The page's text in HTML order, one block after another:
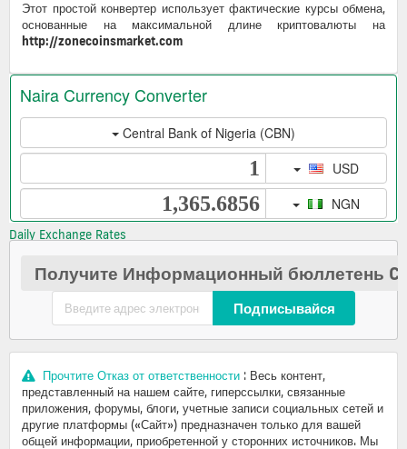
Этот простой конвертер использует фактические курсы обмена,
основанные на максимальной длине криптовалюты на
http://zonecoinsmarket.com
Daily Exchange Rates
Получите Информационный бюллетень
Подписывайся
Прочтите Отказ от ответственности : Весь контент,
представленный на нашем сайте, гиперссылки, связанные
приложения, форумы, блоги, учетные записи социальных сетей и
другие платформы («Сайт») предназначен только для вашей
общей информации, приобретенной у сторонних источников. Мы